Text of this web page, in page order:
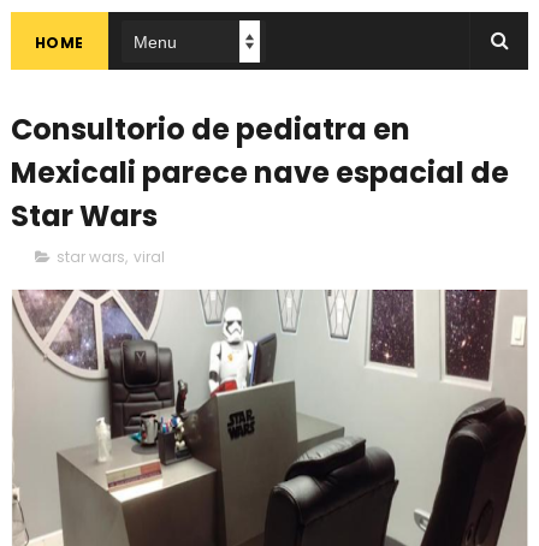
HOME
Consultorio de pediatra en
Mexicali parece nave espacial de
Star Wars
star wars, viral